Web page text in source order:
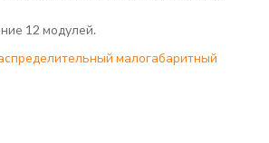
12 модулей.
малогабаритный